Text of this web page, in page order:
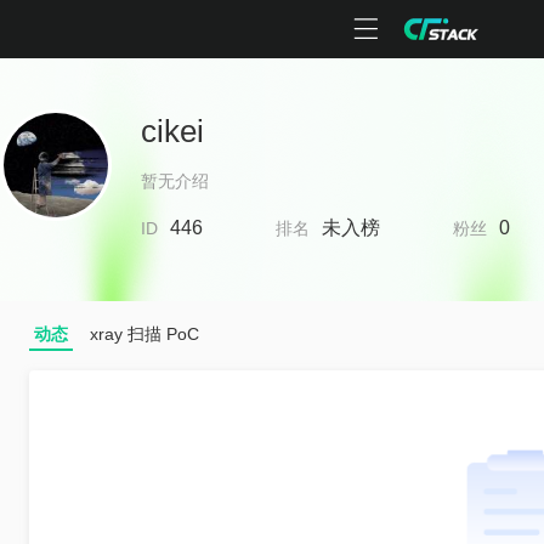
cikei
暂无介绍
ID 446 排名 未入榜 粉丝 0
动态 xray 扫描 PoC